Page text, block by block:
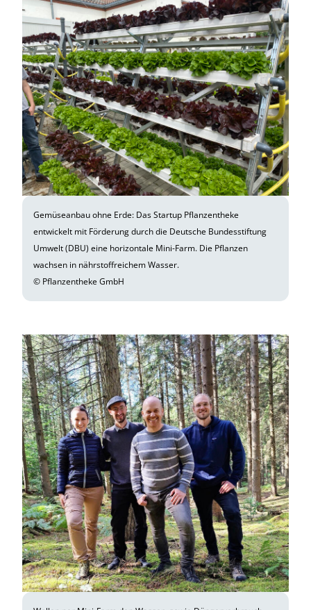
Gemüseanbau ohne Erde: Das Startup Pflanzentheke
entwickelt mit Förderung durch die Deutsche Bundesstiftung
Umwelt (DBU) eine horizontale Mini-Farm. Die Pflanzen
wachsen in nährstoffreichem Wasser.
© Pflanzentheke GmbH